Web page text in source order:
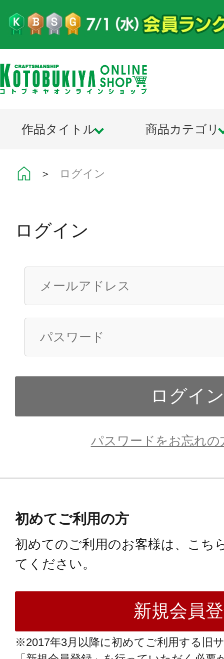
作品タイトル 商品カテゴリ
＞ ログイン
ログイン
パスワードをお忘れの
初めてご利用の方
初めてのご利用のお客様は、こち
てください。
※2017年3月以降に初めてご利用する旧